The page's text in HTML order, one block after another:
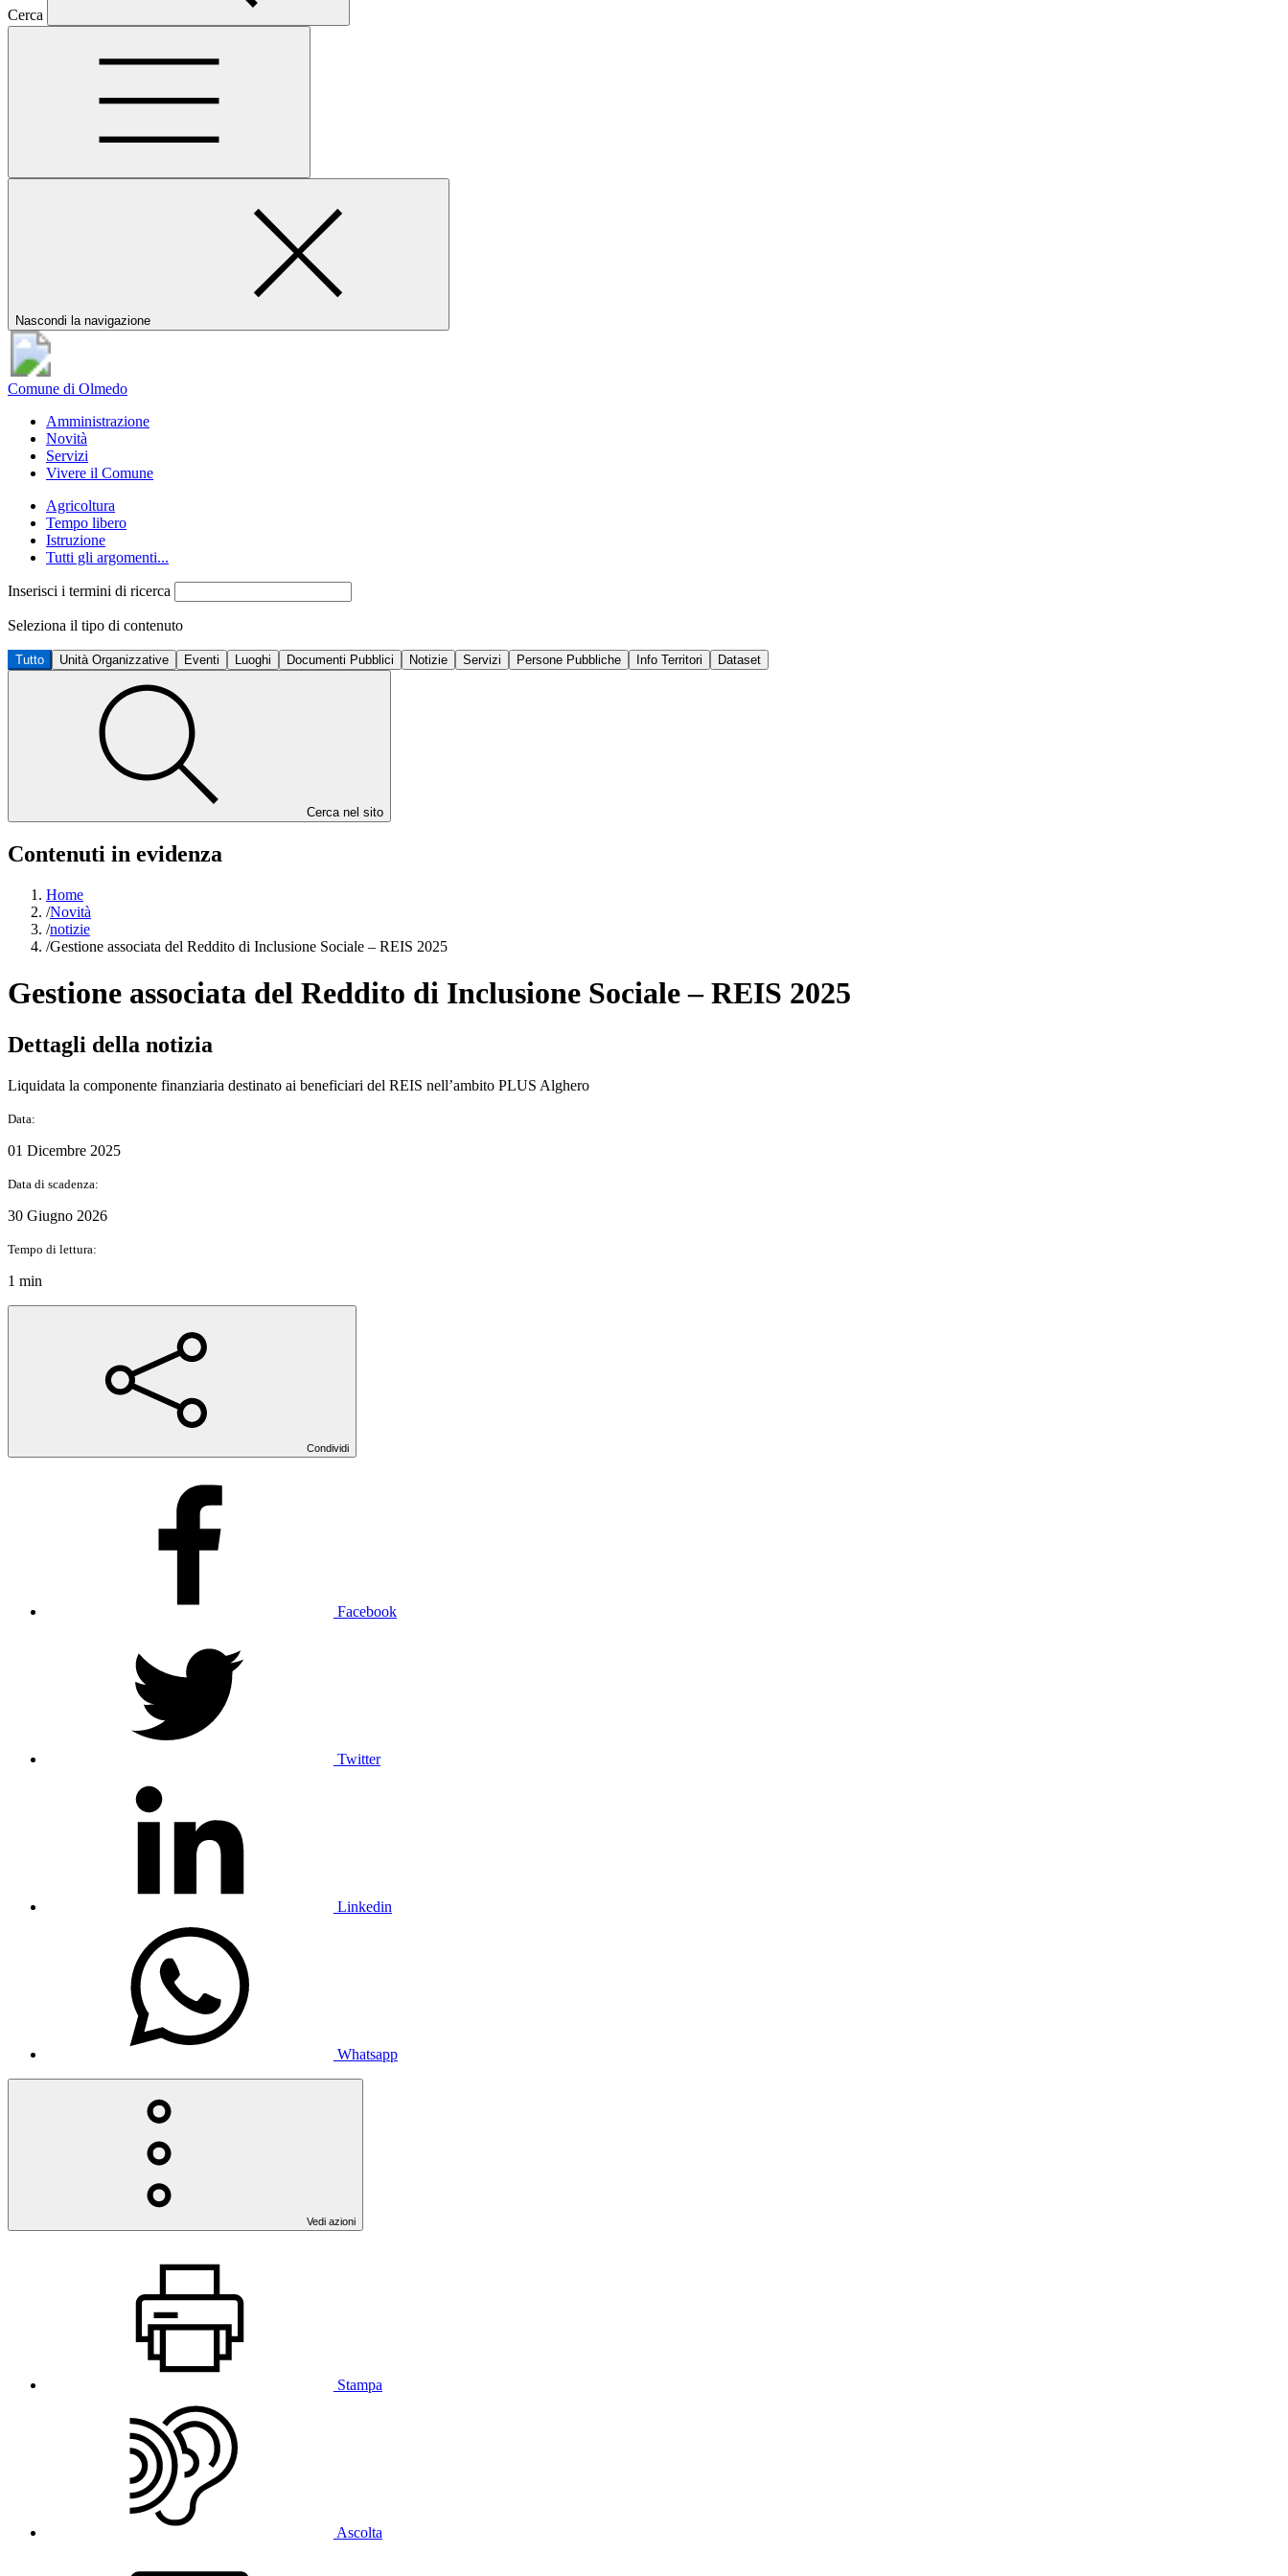
Cerca
Nascondi la navigazione
Comune di Olmedo
Amministrazione
Novità
Servizi
Vivere il Comune
Agricoltura
Tempo libero
Istruzione
Tutti gli argomenti...
Inserisci i termini di ricerca
Seleziona il tipo di contenuto
Tutto Unità Organizzative Eventi Luoghi Documenti Pubblici Notizie Servizi Persone Pubbliche Info Territori Dataset
Cerca nel sito
Contenuti in evidenza
Home
/Novità
/notizie
/Gestione associata del Reddito di Inclusione Sociale – REIS 2025
Gestione associata del Reddito di Inclusione Sociale – REIS 2025
Dettagli della notizia
Liquidata la componente finanziaria destinato ai beneficiari del REIS nell’ambito PLUS Alghero
Data:
01 Dicembre 2025
Data di scadenza:
30 Giugno 2026
Tempo di lettura:
1 min
Condividi
Facebook
Twitter
Linkedin
Whatsapp
Vedi azioni
Stampa
Ascolta